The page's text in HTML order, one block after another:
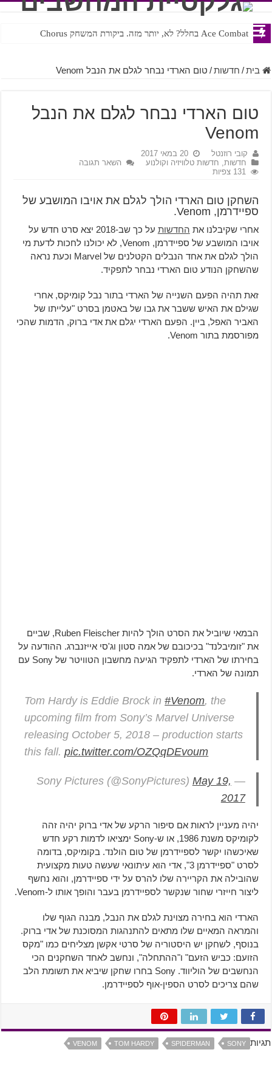
Ace Combat בחלל? לא, יותר מזה. ביקורת המשחק Chorus
Steven Universe והשירים שתורגמו בצורה נוראית לעברית
בית / חדשות / טום הארדי נבחר לגלם את הנבל Venom
טום הארדי נבחר לגלם את הנבל
Venom
קובי רוזנטל
20 במאי 2017
חדשות, חדשות טלוויזיה וקולנוע
השאר תגובה
131 צפיות
השחקן טום הארדי הולך לגלם את אויבו המושבע של
ספיידרמן, Venom.
אחרי שקיבלנו את החדשות
על כך שב-2018 יצא סרט חדש על
אויבו המושבע של ספיידרמן, Venom, לא יכולנו לחכות לדעת מי
הולך לגלם את אחד הנבלים הקטלנים של Marvel וכעת נראה
שהשחקן הנודע טום הארדי נבחר לתפקיד.
זאת תהיה הפעם השנייה של הארדי בתור נבל קומיקס, אחרי
שגילם את האיש ששבר את גבו של באטמן בסרט "עלייתו של
האביר האפל, ביין. הפעם הארדי יגלם את אדי ברוק, הדמות שהכי
מפורסמת בתור Venom.
הבמאי שיוביל את הסרט הולך להיות Ruben Fleischer, שביים
את "זומיבלנד" בכיכובם של אמה סטון וג'סי אייזנברג. ההודעה על
בחירתו של הארדי לתפקיד הגיעה מחשבון הטוויטר של Sony עם
תמונה של הארדי.
Tom Hardy is Eddie Brock in#Venom, the
upcoming film from Sony’s Marvel Universe
releasing October 5, 2018 – production starts
this fall.pic.twitter.com/OZQqDEvoum
— Sony Pictures (@SonyPictures)
May 19,
2017
יהיה מעניין לראות אם סיפור הרקע של אדי ברוק יהיה זהה
לקומיקס משנת 1986, או ש-Sony ימציאו לדמות רקע חדש
שאיכשהו יקשר לספיידרמן של טום הולנד. בקומיקס, בדומה
לסרט "ספיידרמן 3", אדי הוא עיתונאי שעשה טעות מקצועית
שהובילה את הקריירה שלו להרס על ידי ספיידרמן, והוא נחשף
ליצור חייזרי שחור שנקשר לספיידרמן בעבר והופך אותו ל-Venom.
הארדי הוא בחירה מצוינת לגלם את הנבל, מבנה הגוף שלו
והמראה המאיים שלו מתאים להתנהגות המסוכנת של אדי ברוק.
בנוסף, לשחקן יש היסטוריה של סרטי אקשן מצליחים כמו "מקס
הזועם: כביש הזעם" ו"ההתחלה", ונחשב לאחד השחקנים הכי
הנחשבים של הוליווד. Sony בחרו שחקן שיביא את תשומת הלב
שהם צריכים לסרט הספין-אוף לספיידרמן.
תגיות SONY
SPIDERMAN
TOM HARDY
VENOM